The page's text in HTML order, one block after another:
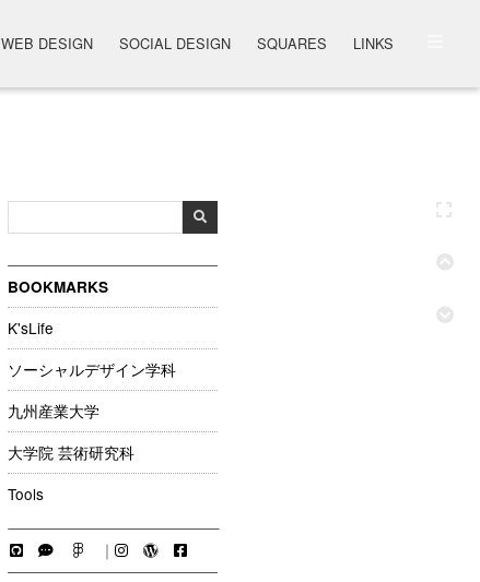
WEB DESIGN SOCIAL DESIGN SQUARES LINKS
BOOKMARKS
K'sLife
ソーシャルデザイン学科
九州産業大学
大学院 芸術研究科
Tools
｜